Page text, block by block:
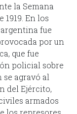
la Semana
En los
fue
por un
que fue
policial sobre
agravó al
del Ejército,
armados